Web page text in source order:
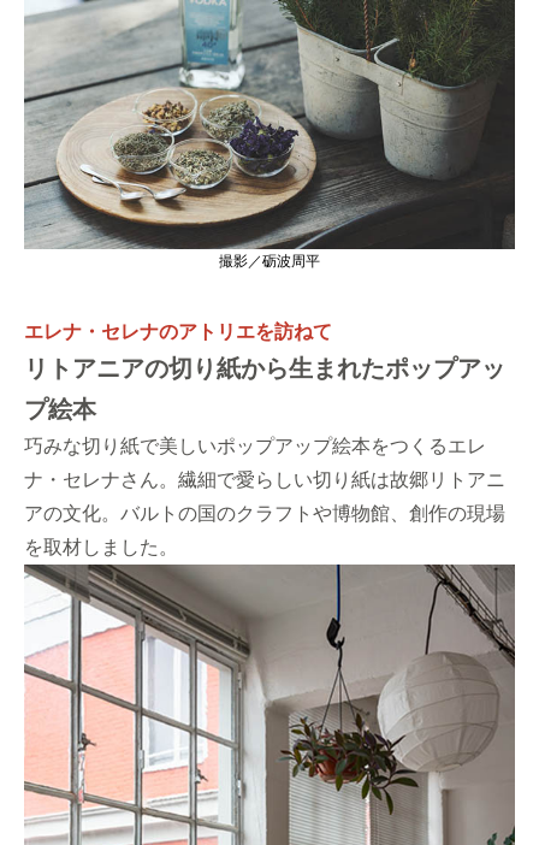
撮影／砺波周平
エレナ・セレナのアトリエを訪ねて
リトアニアの切り紙から生まれたポップアッ
プ絵本
巧みな切り紙で美しいポップアップ絵本をつくるエレ
ナ・セレナさん。繊細で愛らしい切り紙は故郷リトアニ
アの文化。バルトの国のクラフトや博物館、創作の現場
を取材しました。